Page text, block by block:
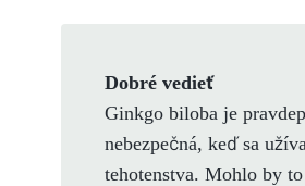
Dobré vedieť
Ginkgo biloba je
nebezpečná, keď sa
tehotenstva. Mohlo by